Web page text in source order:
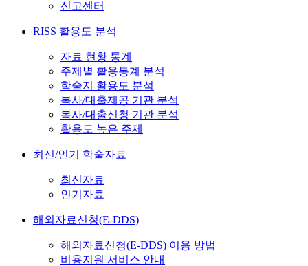
신고센터
RISS 활용도 분석
자료 현황 통계
주제별 활용통계 분석
학술지 활용도 분석
복사/대출제공 기관 분석
복사/대출신청 기관 분석
활용도 높은 주제
최신/인기 학술자료
최신자료
인기자료
해외자료신청(E-DDS)
해외자료신청(E-DDS) 이용 방법
비용지원 서비스 안내